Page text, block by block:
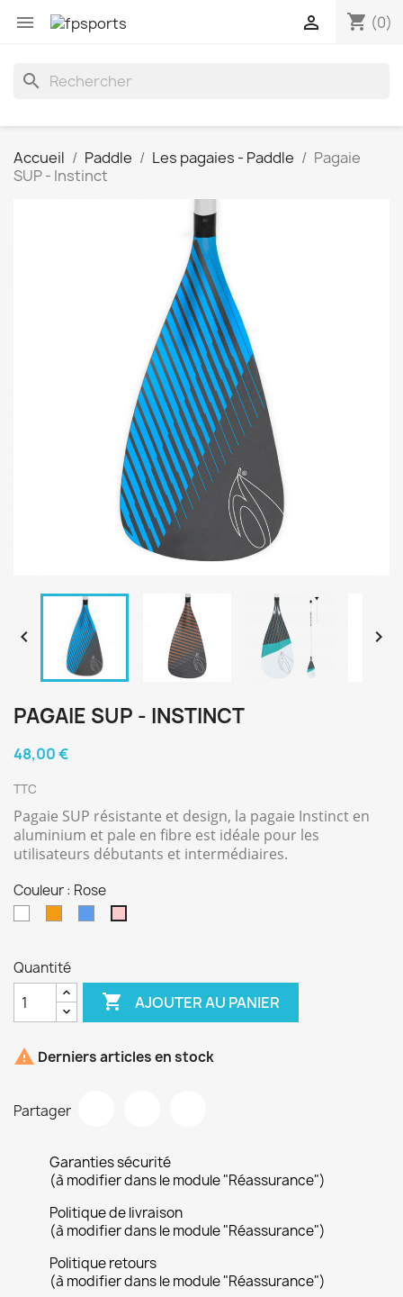
 shopping_cart (0)

search
Accueil Paddle Les pagaies - Paddle
Pagaie
SUP - Instinct
 
PAGAIE SUP - INSTINCT
48,00 €
TTC
Pagaie SUP résistante et design, la pagaie Instinct en
aluminium et pale en fibre est idéale pour les
utilisateurs débutants et intermédiaires.
Couleur : Rose
Quantité
 AJOUTER AU PANIER
 Derniers articles en stock
Partager
Garanties sécurité
(à modifier dans le module "Réassurance")
Politique de livraison
(à modifier dans le module "Réassurance")
Politique retours
(à modifier dans le module "Réassurance")